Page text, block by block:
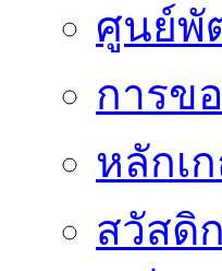
ศูนย์พั
การข
หลักเ
สวัสดิ